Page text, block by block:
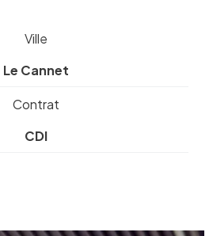
Ville
Le Cannet
Contrat
CDI